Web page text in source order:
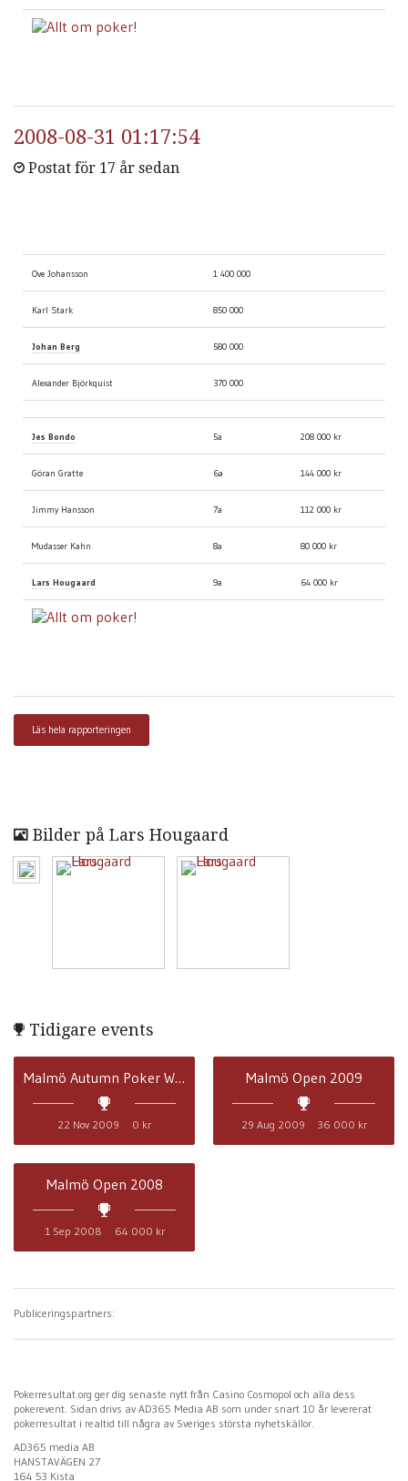
2008-08-31 01:17:54
Postat för 17 år sedan
Ove Johansson 1 400 000
Karl Stark 850 000
Johan Berg 580 000
Alexander Björkquist 370 000
Jes Bondo 5a 208 000 kr
Göran Gratte 6a 144 000 kr
Jimmy Hansson 7a 112 000 kr
Mudasser Kahn 8a 80 000 kr
Lars Hougaard 9a 64 000 kr
Läs hela rapporteringen
Bilder på Lars Hougaard
Tidigare events
Malmö Autumn Poker Week 2009
22 Nov 2009 0 kr
Malmö Open 2009
29 Aug 2009 36 000 kr
Malmö Open 2008
1 Sep 2008 64 000 kr
Publiceringspartners:
Pokerresultat.org ger dig senaste nytt från Casino Cosmopol och alla dess
pokerevent. Sidan drivs av AD365 Media AB som under snart 10 år levererat
pokerresultat i realtid till några av Sveriges största nyhetskällor.
AD365 media AB
HANSTAVÄGEN 27
164 53 Kista